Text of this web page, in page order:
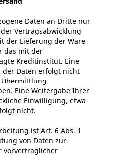
Daten an Dritte nur
Vertragsabwicklung
der Lieferung der Ware
das mit der
Kreditinstitut. Eine
Daten erfolgt nicht
Übermittlung
Eine Weitergabe Ihrer
Einwilligung, etwa
nicht.
ist Art. 6 Abs. 1
von Daten zur
vorvertraglicher